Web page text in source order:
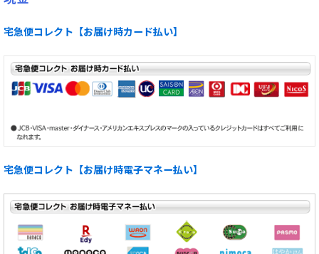
宅急便コレクト【お届け時カード払い】
宅急便コレクト【お届け時電子マネー払い】